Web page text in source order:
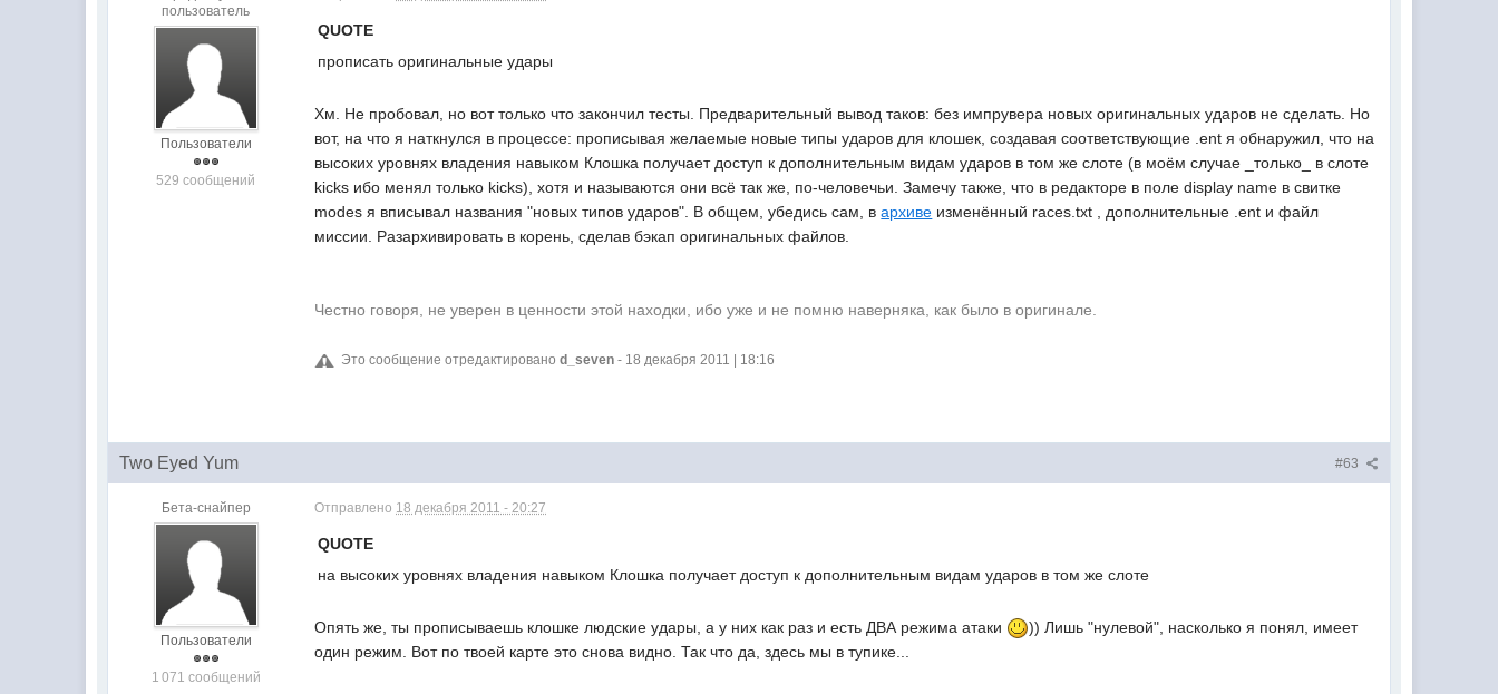
пользователь
Пользователи
529 сообщений
QUOTE
прописать оригинальные удары
Хм. Не пробовал, но вот только что закончил тесты. Предварительный вывод таков: без импрувера новых оригинальных ударов не сделать. Но
вот, на что я наткнулся в процессе: прописывая желаемые новые типы ударов для клошек, создавая соответствующие .ent я обнаружил, что на
высоких уровнях владения навыком Клошка получает доступ к дополнительным видам ударов в том же слоте (в моём случае _только_ в слоте
kicks ибо менял только kicks), хотя и называются они всё так же, по-человечьи. Замечу также, что в редакторе в поле display name в свитке
modes я вписывал названия "новых типов ударов". В общем, убедись сам, вархиве изменённый races.txt , дополнительные .ent и файл
миссии. Разархивировать в корень, сделав бэкап оригинальных файлов.
Честно говоря, не уверен в ценности этой находки, ибо уже и не помню наверняка, как было в оригинале.
Это сообщение отредактированоd_seven - 18 декабря 2011 | 18:16
#63
Two Eyed Yum
Бета-снайпер
Пользователи
1 071 сообщений
Отправлено 18 декабря 2011 - 20:27
QUOTE
на высоких уровнях владения навыком Клошка получает доступ к дополнительным видам ударов в том же слоте
Опять же, ты прописываешь клошке людские удары, а у них как раз и есть ДВА режима атаки
)) Лишь "нулевой", насколько я понял, имеет
один режим. Вот по твоей карте это снова видно. Так что да, здесь мы в тупике...